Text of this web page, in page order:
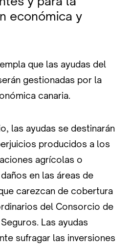
económica y
que las ayudas del
gestionadas por la
canaria.
las ayudas se destinarán
producidos a los
agrícolas o
en las áreas de
carezcan de cobertura
del Consorcio de
Las ayudas
sufragar las inversiones